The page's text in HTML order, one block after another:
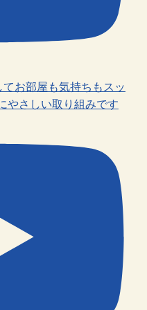
お部屋も気持ちもスッ
やさしい取り組みです